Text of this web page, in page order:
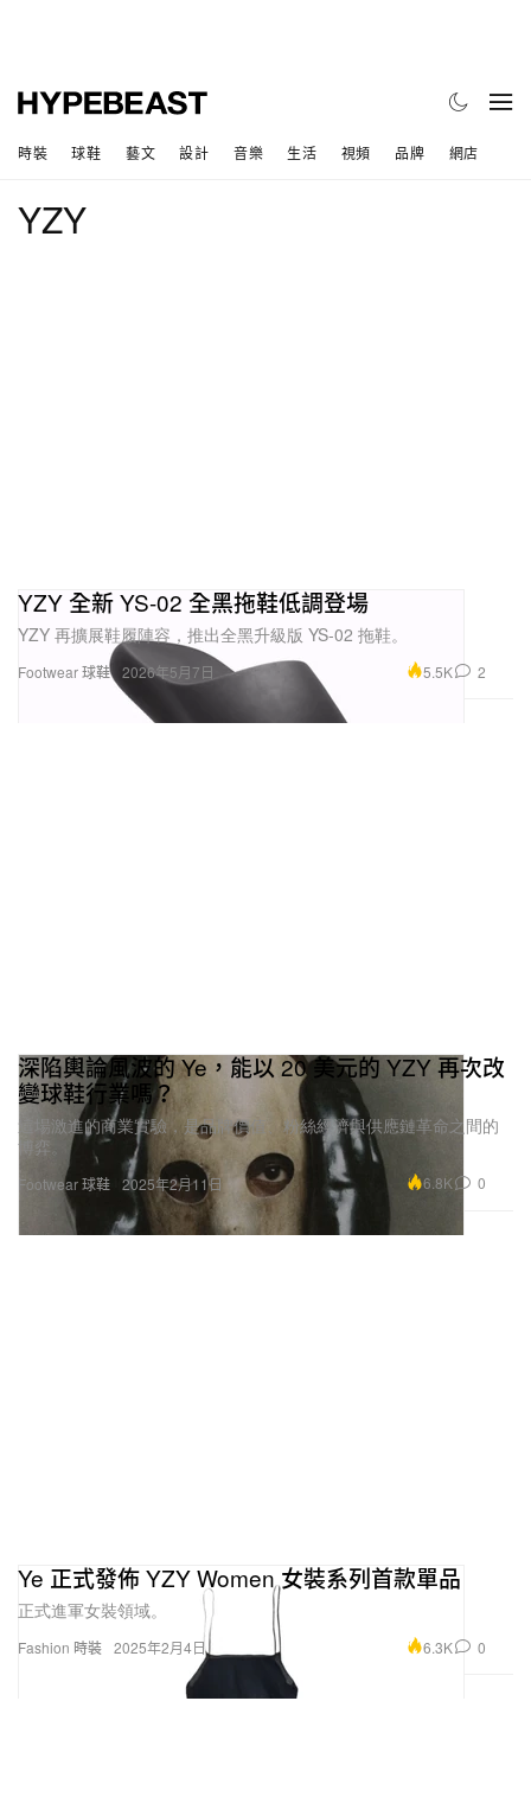
時裝 球鞋 藝文 設計 音樂 生活 視頻 品牌 網店
YZY
Footwear 球鞋
YZY 全新 YS-02 全黑拖鞋低調登場
YZY 再擴展鞋履陣容，推出全黑升級版 YS-02 拖鞋。
2026年5月7日 5.5K 2
Footwear 球鞋
深陷輿論風波的 Ye，能以 20 美元的 YZY 再次改
變球鞋行業嗎？
這場激進的商業實驗，是品牌價值、粉絲經濟與供應鏈革命之間的
博弈。
2025年2月11日 6.8K 0
Fashion 時裝
Ye 正式發佈 YZY Women 女裝系列首款單品
正式進軍女裝領域。
2025年2月4日 6.3K 0